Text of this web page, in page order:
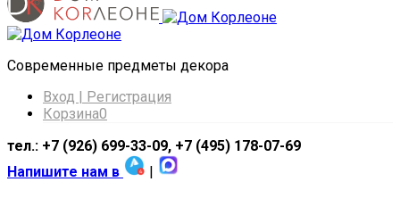
Cовременные предметы декора
Вход | Регистрация
Корзина0
тел.: +7 (926) 699-33-09, +7 (495) 178-07-69
Напишите нам в
|